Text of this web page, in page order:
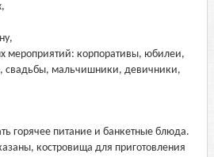
мероприятий: корпоративы, юбилеи,
свадьбы, мальчишники, девичники,
горячее питание и банкетные блюда.
костровища для приготовления